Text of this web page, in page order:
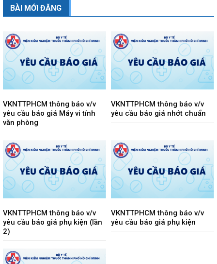
BÀI MỚI ĐĂNG
VKNTTPHCM thông báo v/v
yêu cầu báo giá Máy vi tính
văn phòng
VKNTTPHCM thông báo v/v
yêu cầu báo giá nhớt chuẩn
VKNTTPHCM thông báo v/v
yêu cầu báo giá phụ kiện (lần
2)
VKNTTPHCM thông báo v/v
yêu cầu báo giá phụ kiện